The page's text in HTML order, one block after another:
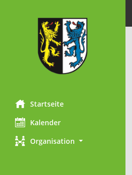
Startseite
Kalender
Organisation